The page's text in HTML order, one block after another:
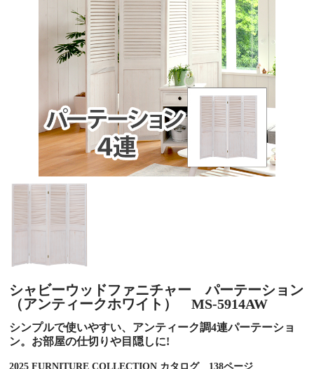
シャビーウッドファニチャー パーテーション
（アンティークホワイト） MS-5914AW
シンプルで使いやすい、アンティーク調4連パーテーショ
ン。お部屋の仕切りや目隠しに!
2025 FURNITURE COLLECTION カタログ 138ページ